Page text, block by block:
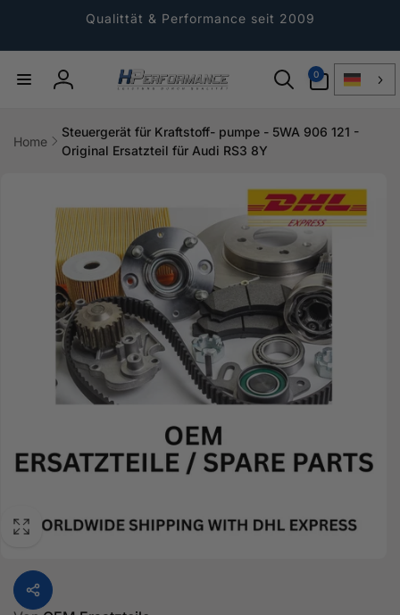
Qualittät & Performance seit 2009
Einloggen
0
Artikel
Home
Steuergerät für Kraftstoff- pumpe - 5WA 906 121 -
Original Ersatzteil für Audi RS3 8Y